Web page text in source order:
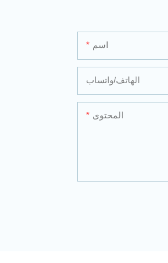
اسم
الهاتف/واتساب
المحتوى